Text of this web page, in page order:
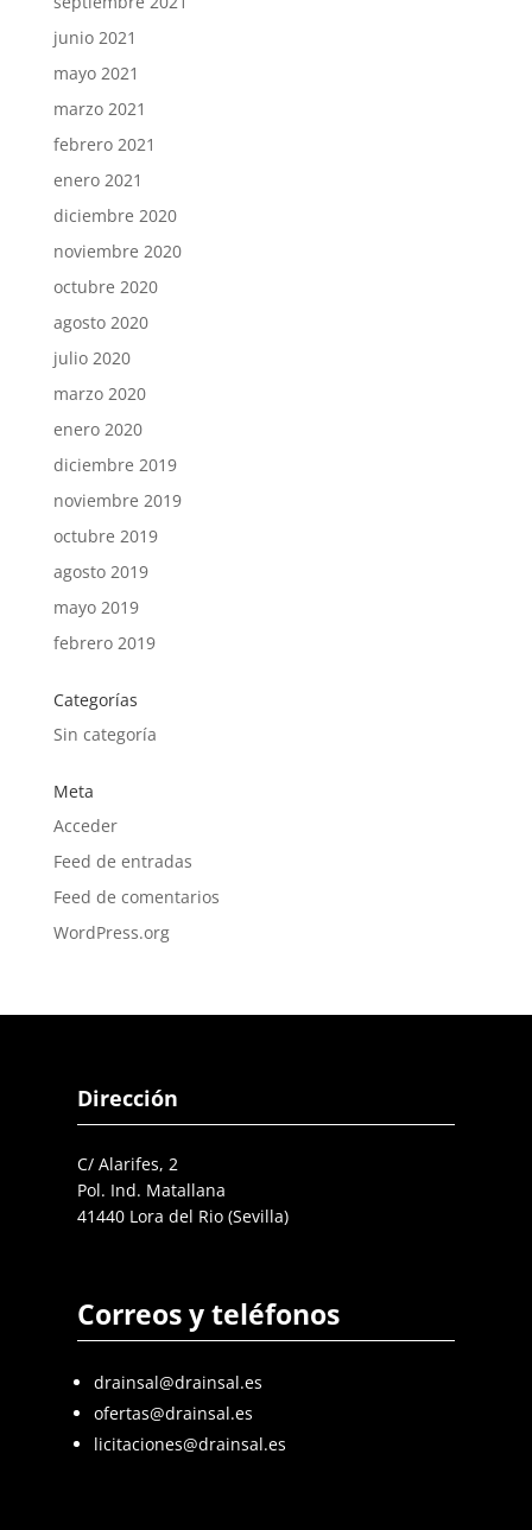
junio 2021
mayo 2021
marzo 2021
febrero 2021
enero 2021
diciembre 2020
noviembre 2020
octubre 2020
agosto 2020
julio 2020
marzo 2020
enero 2020
diciembre 2019
noviembre 2019
octubre 2019
agosto 2019
mayo 2019
febrero 2019
Categorías
Sin categoría
Meta
Acceder
Feed de entradas
Feed de comentarios
WordPress.org
Dirección
C/ Alarifes, 2
Pol. Ind. Matallana
41440 Lora del Rio (Sevilla)
Correos y teléfonos
drainsal@drainsal.es
ofertas@drainsal.es
licitaciones@drainsal.es